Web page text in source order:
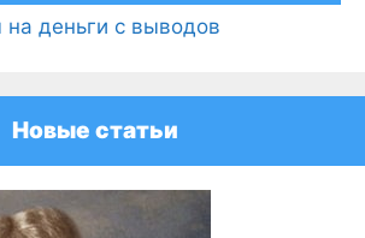
на деньги с выводов
Новые статьи